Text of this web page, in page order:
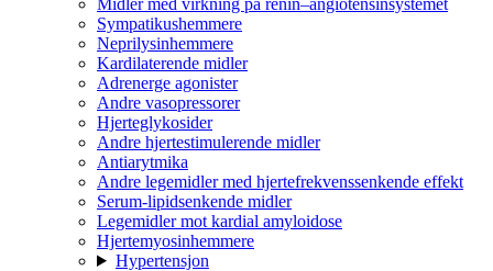
Midler med virkning på renin–angiotensinsystemet
Sympatikushemmere
Neprilysinhemmere
Kardilaterende midler
Adrenerge agonister
Andre vasopressorer
Hjerteglykosider
Andre hjertestimulerende midler
Antiarytmika
Andre legemidler med hjertefrekvenssenkende effekt
Serum-lipidsenkende midler
Legemidler mot kardial amyloidose
Hjertemyosinhemmere
Hypertensjon